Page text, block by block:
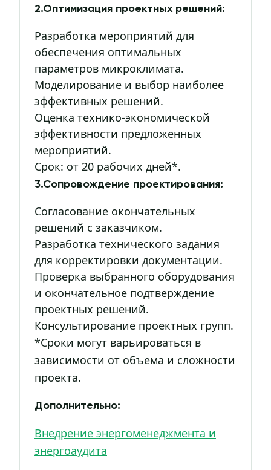
2.Оптимизация проектных решений:
Разработка мероприятий для
обеспечения оптимальных
параметров микроклимата.
Моделирование и выбор наиболее
эффективных решений.
Оценка технико-экономической
эффективности предложенных
мероприятий.
Срок: от 20 рабочих дней*.
3.Сопровождение проектирования:
Согласование окончательных
решений с заказчиком.
Разработка технического задания
для корректировки документации.
Проверка выбранного оборудования
и окончательное подтверждение
проектных решений.
Консультирование проектных групп.
*Сроки могут варьироваться в
зависимости от объема и сложности
проекта.
Дополнительно:
Внедрение энергоменеджмента и
энергоаудита